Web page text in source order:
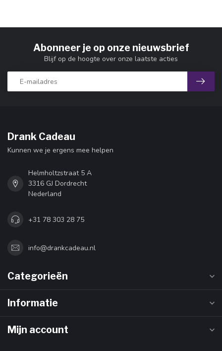
Abonneer je op onze nieuwsbrief
Blijf op de hoogte over onze laatste acties
Drank Cadeau
Kunnen we je ergens mee helpen
Helmholtzstraat 5 A
3316 GJ Dordrecht
Nederland
+31 78 303 28 75
info@drankcadeau.nl
Categorieën
Informatie
Mijn account